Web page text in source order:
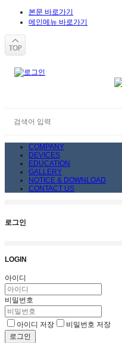
본문 바로가기
메인메뉴 바로가기
COMPANY
DEVICES
EDUCATION
GALLERY
NOTICE & DOWNLOAD
CONTACT US
로그인
LOGIN
아이디
비밀번호
아이디 저장 비밀번호 저장